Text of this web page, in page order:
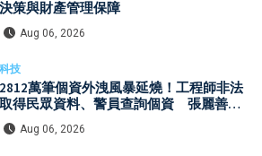
決策與財產管理保障
Aug 06, 2026
科技
2812萬筆個資外洩風暴延燒！工程師非法
取得民眾資料、警員查詢個資 張麗善赴
日行程洩密案引發國安與資安關注
Aug 06, 2026